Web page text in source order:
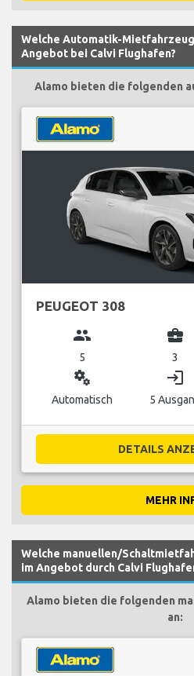
Welche Automatik-
Angebot bei Calvi Flughafen?
Alamo bieten die folgenden
PEUGEOT 308
group
5
business_center
3
miscellaneous_services
Automatisch
login
5
DETAILS
MEHR
Welche manuellen/
im Angebot durch Calvi
Alamo bieten die folgenden
an: